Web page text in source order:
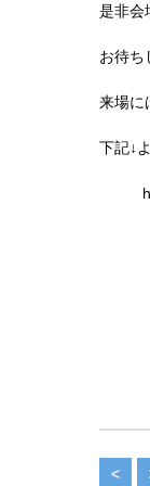
是非会
お待ち
来場に
下記↓
<